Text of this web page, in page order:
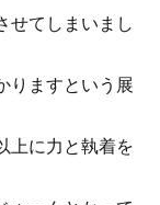
せてしまいまし
りますという展
上に力と執着を